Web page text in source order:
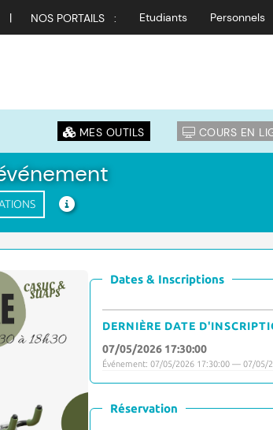
NOS PORTAILS : Etudiants Personnels
MES OUTILS COURS EN
Dates & Inscriptions
DERNIÈRE DATE
07/05/2026 17:30:00
Événement: 07/05/2026 17:30:00 — 07/
Réservation